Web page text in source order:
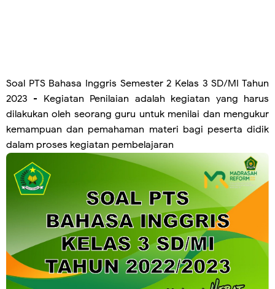
Soal PTS Bahasa Inggris Semester 2 Kelas 3 SD/MI Tahun
2023 - Kegiatan Penilaian adalah kegiatan yang harus
dilakukan oleh seorang guru untuk menilai dan mengukur
kemampuan dan pemahaman materi bagi peserta didik
dalam proses kegiatan pembelajaran